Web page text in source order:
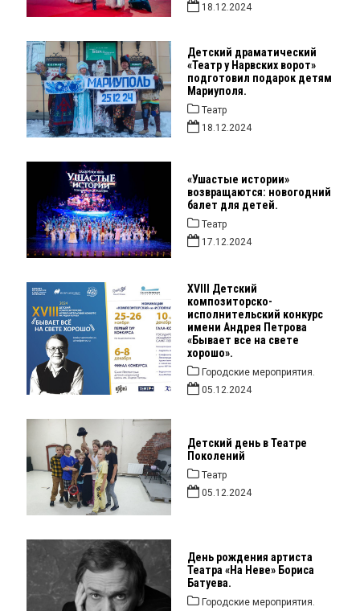
18.12.2024
Детский драматический
«Театр у Нарвских ворот»
подготовил подарок детям
Мариуполя.
Театр
18.12.2024
«Ушастые истории»
возвращаются: новогодний
балет для детей.
Театр
17.12.2024
XVIII Детский
композиторско-
исполнительский конкурс
имени Андрея Петрова
«Бывает все на свете
хорошо».
Городские мероприятия.
05.12.2024
Детский день в Театре
Поколений
Театр
05.12.2024
День рождения артиста
Театра «На Неве» Бориса
Батуева.
Городские мероприятия.